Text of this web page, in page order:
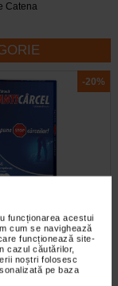
funcționarea acestui
cum se navighează
funcționează site-
cazul căutărilor,
noștri folosesc
pe baza
Catena
-20%
vitamina B6 contribuie
oboselii si extenuarii,
energetic normal…